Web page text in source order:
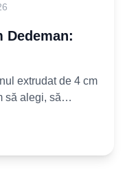
Dedeman:
extrudat de 4 cm
să alegi, să